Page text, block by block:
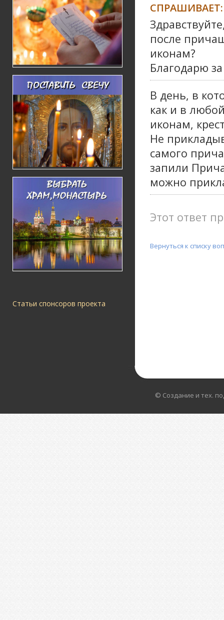
Статьи спонсоров проекта
СПРАШИВАЕТ:
после
иконам?
Благодарю
В день, в
как и в
иконам,
Не
самого
запили
можно
Этот ответ
Вернуться к списку
© Создание и тех.